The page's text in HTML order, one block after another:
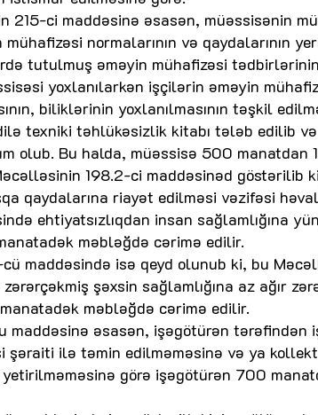
215-ci maddəsinə əsasən, müəssisənin
normalarının və qaydalarının
tutulmuş əməyin mühafizəsi
yoxlanılarkən işçilərin əməyin
biliklərinin yoxlanılmasının təşkil
texniki təhlükəsizlik kitabı tələb edilib
olub. Bu halda, müəssisə 500
198.2-ci maddəsinəd göstərilib
qaydalarına riayət edilməsi vəzifəsi
ehtiyatsızlıqdan insan sağlamlığına
məbləğdə cərimə edilir.
maddəsində isə qeyd olunub ki, bu
şəxsin sağlamlığına az ağır
məbləğdə cərimə edilir.
maddəsinə əsasən, işəgötürən
şəraiti ilə təmin edilməməsinə və ya
görə işəgötürən 700